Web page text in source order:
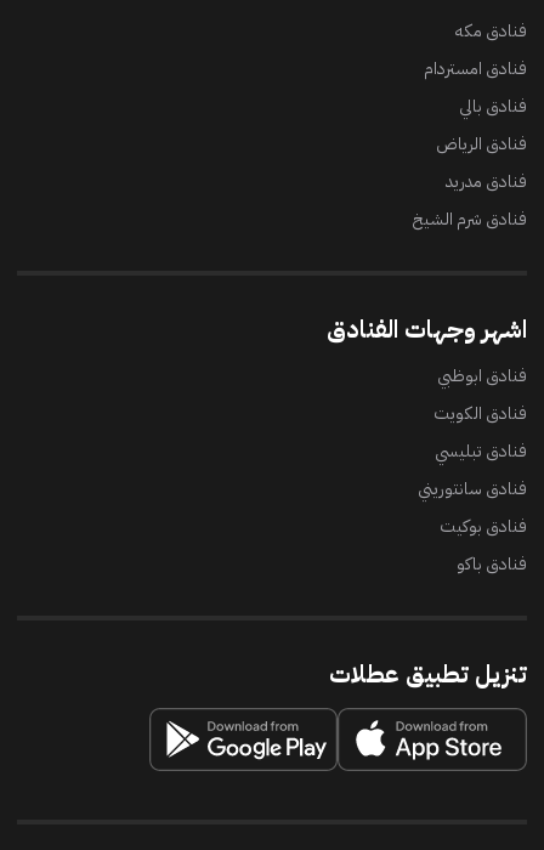
فنادق مكه
فنادق امستردام
فنادق بالي
فنادق الرياض
فنادق مدريد
فنادق شرم الشيخ
اشهر وجهات الفنادق
فنادق ابوظبي
فنادق الكويت
فنادق تبليسي
فنادق سانتوريني
فنادق بوكيت
فنادق باكو
تنزيل تطبيق عطلات